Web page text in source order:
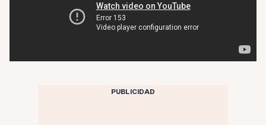
PUBLICIDAD